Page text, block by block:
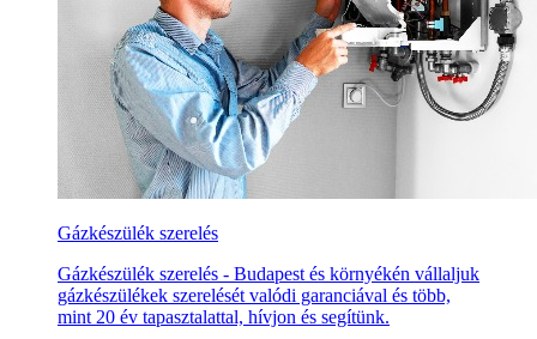
Gázkészülék szerelés
Gázkészülék szerelés - Budapest és környékén vállaljuk
gázkészülékek szerelését valódi garanciával és több,
mint 20 év tapasztalattal, hívjon és segítünk.